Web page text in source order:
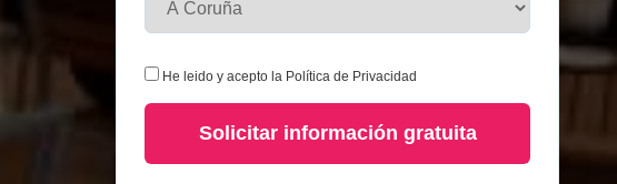
He leido y acepto la Política de Privacidad
Solicitar información gratuita